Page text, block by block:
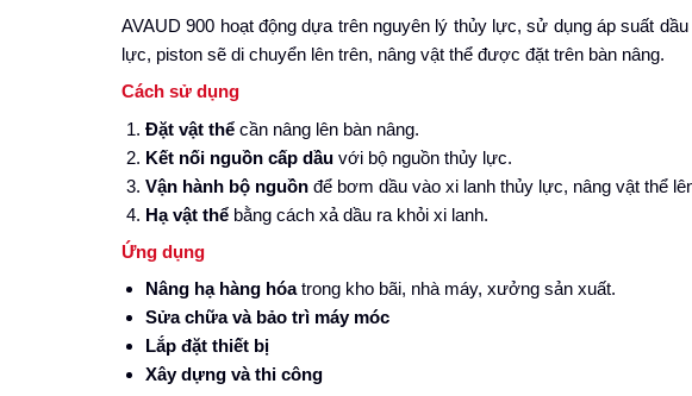
AVAUD 900 hoạt động dựa trên nguyên lý thủy lực, sử dụng áp suất
lực, piston sẽ di chuyển lên trên, nâng vật thể được đặt trên bàn nâng.
Cách sử dụng
Đặt vật thểcần nâng lên bàn nâng.
Kết nối nguồn cấp dầuvới bộ nguồn thủy lực.
Vận hành bộ nguồnđể bơm dầu vào xi lanh thủy lực, nâng vật thể
Hạ vật thểbằng cách xả dầu ra khỏi xi lanh.
Ứng dụng
Nâng hạ hàng hóatrong kho bãi, nhà máy, xưởng sản xuất.
Sửa chữa và bảo trì máy móc
Lắp đặt thiết bị
Xây dựng và thi công